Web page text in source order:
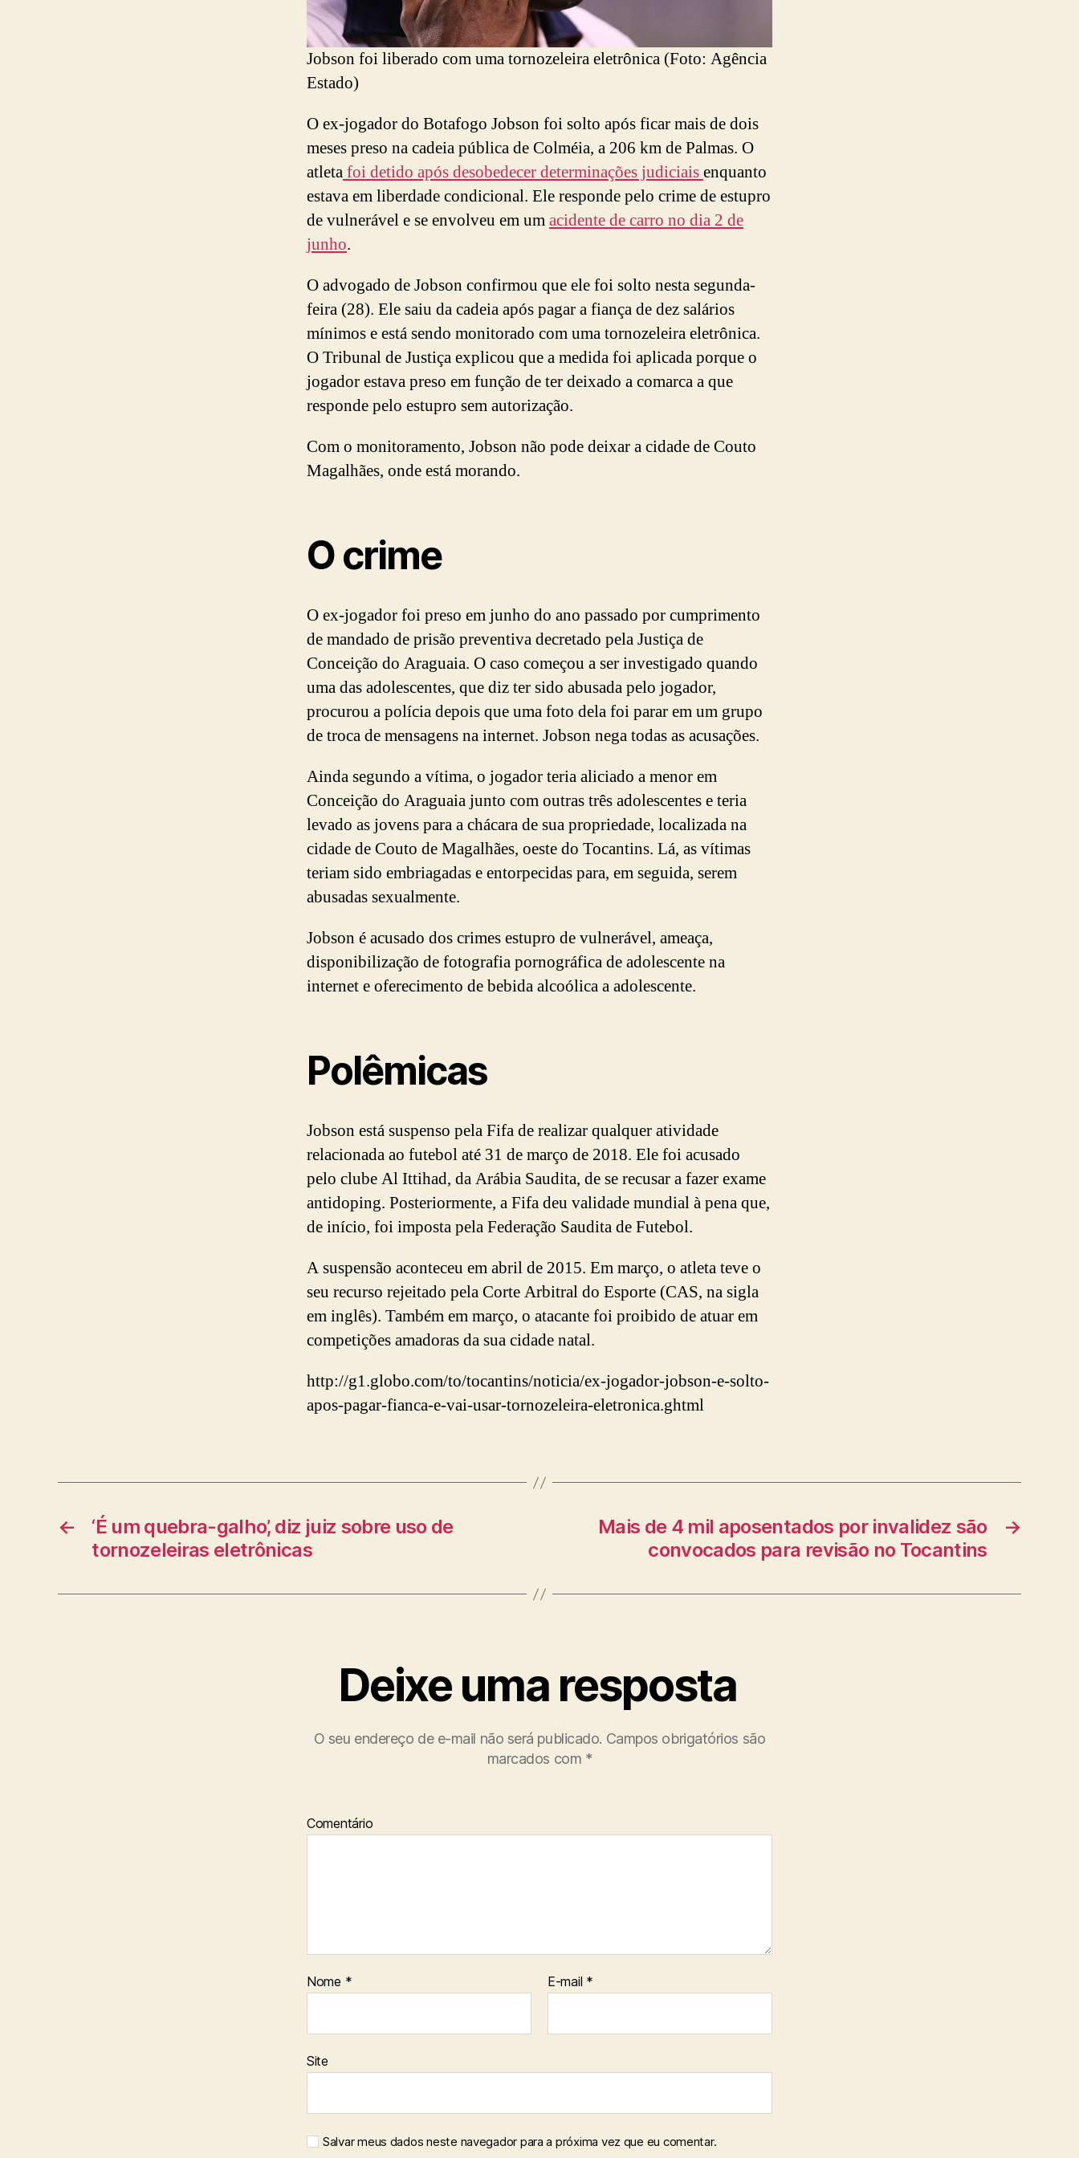
Jobson foi liberado com uma tornozeleira eletrônica (Foto: Agência
Estado)
O ex-jogador do Botafogo Jobson foi solto após ficar mais de dois
meses preso na cadeia pública de Colméia, a 206 km de Palmas. O
atletafoi detido após desobedecer determinações judiciaisenquanto
estava em liberdade condicional. Ele responde pelo crime de estupro
de vulnerável e se envolveu em umacidente de carro no dia 2 de
junho.
O advogado de Jobson confirmou que ele foi solto nesta segunda-
feira (28). Ele saiu da cadeia após pagar a fiança de dez salários
mínimos e está sendo monitorado com uma tornozeleira eletrônica.
O Tribunal de Justiça explicou que a medida foi aplicada porque o
jogador estava preso em função de ter deixado a comarca a que
responde pelo estupro sem autorização.
Com o monitoramento, Jobson não pode deixar a cidade de Couto
Magalhães, onde está morando.
O crime
O ex-jogador foi preso em junho do ano passado por cumprimento
de mandado de prisão preventiva decretado pela Justiça de
Conceição do Araguaia. O caso começou a ser investigado quando
uma das adolescentes, que diz ter sido abusada pelo jogador,
procurou a polícia depois que uma foto dela foi parar em um grupo
de troca de mensagens na internet. Jobson nega todas as acusações.
Ainda segundo a vítima, o jogador teria aliciado a menor em
Conceição do Araguaia junto com outras três adolescentes e teria
levado as jovens para a chácara de sua propriedade, localizada na
cidade de Couto de Magalhães, oeste do Tocantins. Lá, as vítimas
teriam sido embriagadas e entorpecidas para, em seguida, serem
abusadas sexualmente.
Jobson é acusado dos crimes estupro de vulnerável, ameaça,
disponibilização de fotografia pornográfica de adolescente na
internet e oferecimento de bebida alcoólica a adolescente.
Polêmicas
Jobson está suspenso pela Fifa de realizar qualquer atividade
relacionada ao futebol até 31 de março de 2018. Ele foi acusado
pelo clube Al Ittihad, da Arábia Saudita, de se recusar a fazer exame
antidoping. Posteriormente, a Fifa deu validade mundial à pena que,
de início, foi imposta pela Federação Saudita de Futebol.
A suspensão aconteceu em abril de 2015. Em março, o atleta teve o
seu recurso rejeitado pela Corte Arbitral do Esporte (CAS, na sigla
em inglês). Também em março, o atacante foi proibido de atuar em
competições amadoras da sua cidade natal.
http://g1.globo.com/to/tocantins/noticia/ex-jogador-jobson-e-solto-
apos-pagar-fianca-e-vai-usar-tornozeleira-eletronica.ghtml
←
‘É um quebra-galho’, diz juiz sobre uso de
tornozeleiras eletrônicas
→
Mais de 4 mil aposentados por invalidez são
convocados para revisão no Tocantins
Deixe uma resposta
O seu endereço de e-mail não será publicado. Campos obrigatórios são
marcados com *
Comentário
Nome * E-mail *
Site
Salvar meus dados neste navegador para a próxima vez que eu comentar.